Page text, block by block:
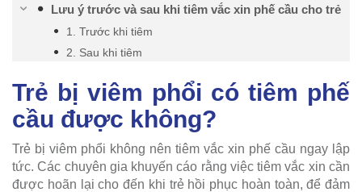
Lưu ý trước và sau khi tiêm vắc xin phế cầu cho trẻ
1. Trước khi tiêm
2. Sau khi tiêm
Trẻ bị viêm phổi có tiêm phế
cầu được không?
Trẻ bị viêm phổi không nên tiêm vắc xin phế cầu ngay lập
tức. Các chuyên gia khuyến cáo rằng việc tiêm vắc xin cần
được hoãn lại cho đến khi trẻ hồi phục hoàn toàn, để đảm